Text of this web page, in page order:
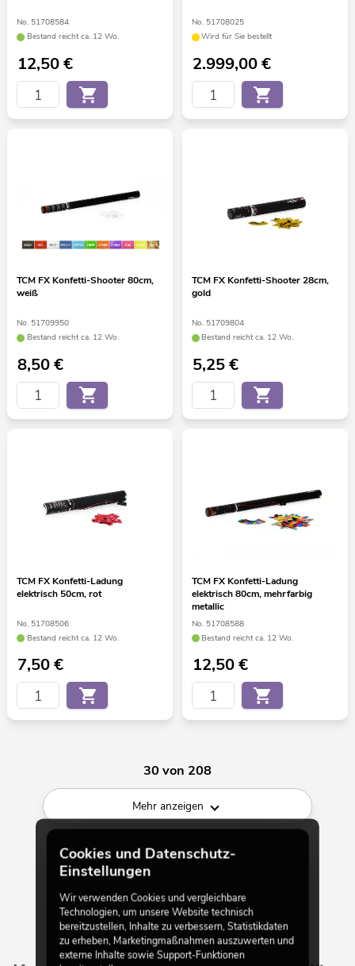
No. 51708584
Bestand reicht ca. 12 Wo.
12,50€
No. 51708025
Wird für Sie bestellt
2.999,00€
TCM FX Konfetti-Shooter 80cm,
weiß
No. 51709950
Bestand reicht ca. 12 Wo.
8,50€
TCM FX Konfetti-Shooter 28cm,
gold
No. 51709804
Bestand reicht ca. 12 Wo.
5,25€
TCM FX Konfetti-Ladung
elektrisch 50cm, rot
No. 51708506
Bestand reicht ca. 12 Wo.
7,50€
TCM FX Konfetti-Ladung
elektrisch 80cm, mehrfarbig
metallic
No. 51708588
Bestand reicht ca. 12 Wo.
12,50€
30 von 208
Mehr anzeigen
Cookies und Datenschutz-
Einstellungen
Wir verwenden Cookies und vergleichbare
Technologien, um unsere Website technisch
bereitzustellen, Inhalte zu verbessern, Statistikdaten
zu erheben, Marketingmaßnahmen auszuwerten und
externe Inhalte sowie Support-Funktionen